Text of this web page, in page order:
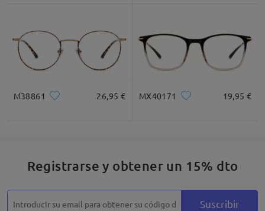
M38861 26,95 € MX40171 19,95 €
Registrarse y obtener un 15% dto
Suscribir